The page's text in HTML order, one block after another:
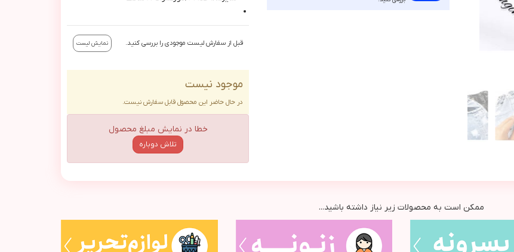
قبل از سفارش لیست موجودی را بررسی کنید. نمایش لیست
موجود نیست
در حال حاضر این محصول قابل سفارش نیست.
خطا در نمایش مبلغ محصول
تلاش دوباره
ممکن است به محصولات زیر نیاز داشته باشید...